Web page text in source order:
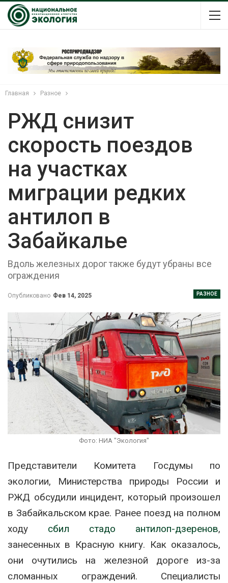
Главная Разное
РЖД снизит
скорость поездов
на участках
миграции редких
антилоп в
Забайкалье
Вдоль железных дорог также будут убраны все
ограждения
РАЗНОЕ
Опубликовано Фев 14, 2025
Фото: НИА "Экология"
Представители Комитета Госдумы по
экологии, Министерства природы России и
РЖД обсудили инцидент, который произошел
в Забайкальском крае. Ранее поезд на полном
ходу сбил стадо антилоп-дзеренов,
занесенных в Красную книгу. Как оказалось,
они очутились на железной дороге из-за
сломанных ограждений. Специалисты